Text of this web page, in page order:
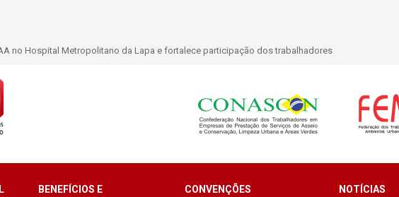
400 benefícios natalidade para trabalhadores do Asseio em 2026
BENEFÍCIOS E CONVENÇÕES NOTÍCIAS